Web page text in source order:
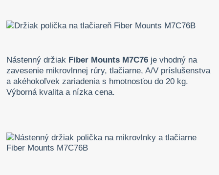
Nástenný držiak Fiber Mounts M7C76 je vhodný na
zavesenie mikrovlnnej rúry, tlačiarne, A/V príslušenstva
a akéhokoľvek zariadenia s hmotnosťou do 20 kg.
Výborná kvalita a nízka cena.